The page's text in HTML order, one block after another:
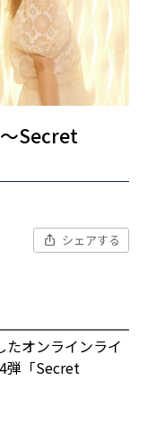
Secret
シェアする
オンラインライ
弾「Secret